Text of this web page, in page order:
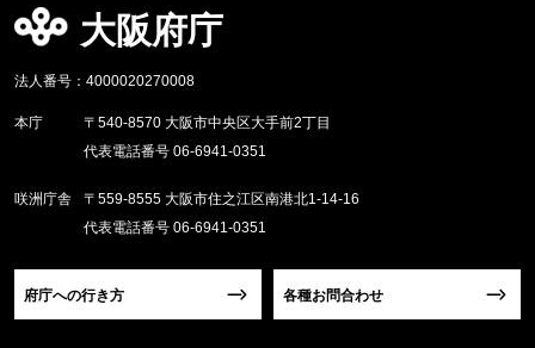
大阪府庁
法人番号：4000020270008
本庁
〒540-8570 大阪市中央区大手前2丁目
代表電話番号 06-6941-0351
咲洲庁舎
〒559-8555 大阪市住之江区南港北1-14-16
代表電話番号 06-6941-0351
府庁への行き方 各種お問合わせ